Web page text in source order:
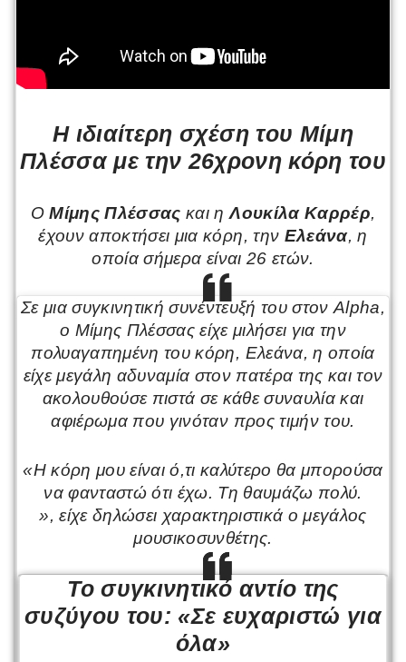
Η ιδιαίτερη σχέση του Μίμη
Πλέσσα με την 26χρονη κόρη του
ΟΜίμης Πλέσσας και ηΛουκίλα Καρρέρ,
έχουν αποκτήσει μια κόρη, την Ελεάνα, η
οποία σήμερα είναι 26 ετών.
Σε μια συγκινητική συνέντευξή του στον Alpha,
ο Μίμης Πλέσσας είχε μιλήσει για την
πολυαγαπημένη του κόρη, Ελεάνα, η οποία
είχε μεγάλη αδυναμία στον πατέρα της και τον
ακολουθούσε πιστά σε κάθε συναυλία και
αφιέρωμα που γινόταν προς τιμήν του.
«Η κόρη μου είναι ό,τι καλύτερο θα μπορούσα
να φανταστώ ότι έχω. Τη θαυμάζω πολύ.
»,είχε δηλώσει χαρακτηριστικά ο μεγάλος
μουσικοσυνθέτης.
Το συγκινητικό αντίο της
συζύγου του: «Σε ευχαριστώ για
όλα»